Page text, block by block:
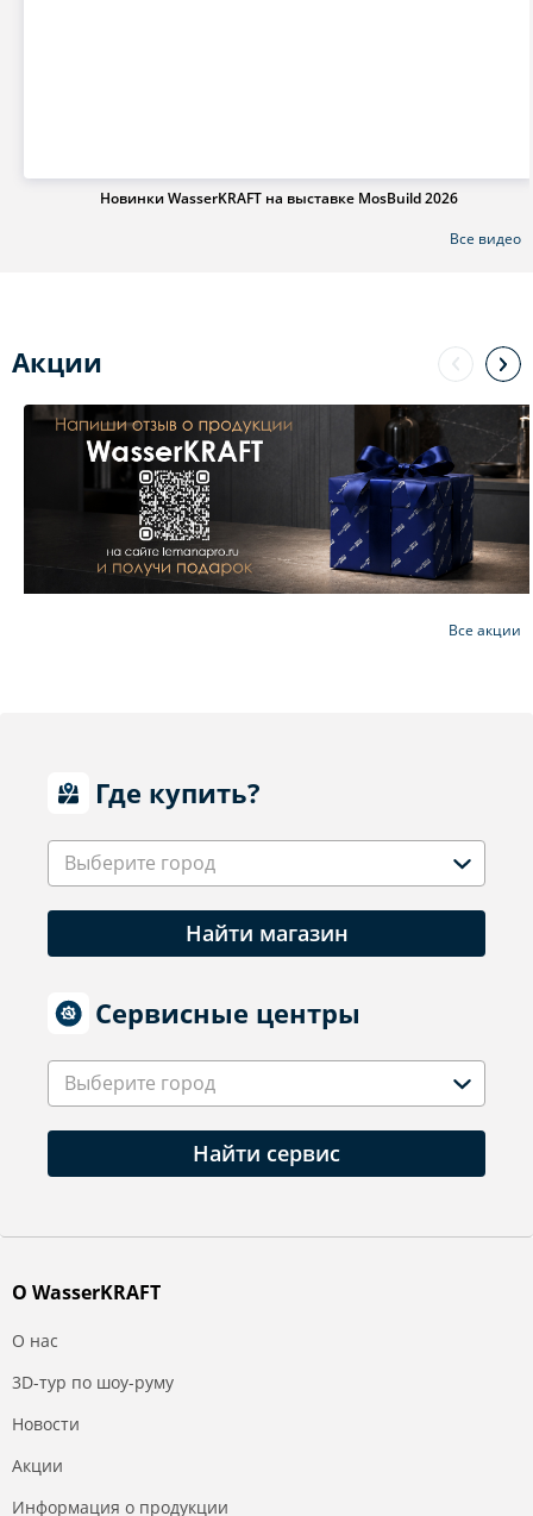
Новинки WasserKRAFT на выставке MosBuild 2026
Все видео
Акции
Все акции
Где купить?
Выберите город
Найти магазин
Сервисные центры
Выберите город
Найти сервис
О WasserKRAFT
О нас
3D-тур по шоу-руму
Новости
Акции
Информация о продукции